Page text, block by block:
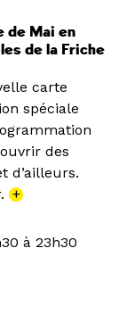
de Mai en
de la Friche
carte
spéciale
des
d’ailleurs.
+
à 23h30